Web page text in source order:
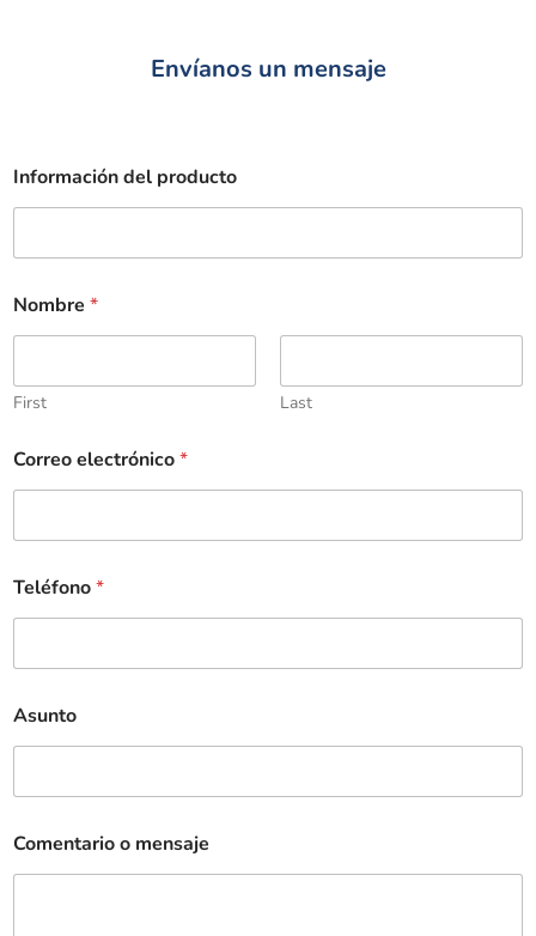
Envíanos un mensaje
Información del producto
Nombre *
First Last
Correo electrónico*
Teléfono*
Asunto
Comentario o mensaje